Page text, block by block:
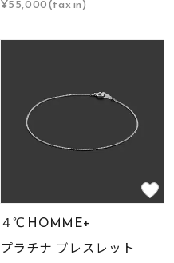
¥55,000(tax in)
４℃ HOMME+
プラチナ ブレスレット